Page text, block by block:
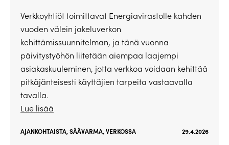
Verkkoyhtiöt toimittavat Energiavirastolle kahden
vuoden välein jakeluverkon
kehittämissuunnitelman, ja tänä vuonna
päivitystyöhön liitetään aiempaa laajempi
asiakaskuuleminen, jotta verkkoa voidaan kehittää
pitkäjänteisesti käyttäjien tarpeita vastaavalla
tavalla.
Lue lisää
AJANKOHTAISTA,SÄÄVARMA,VERKOSSA 29.4.2026